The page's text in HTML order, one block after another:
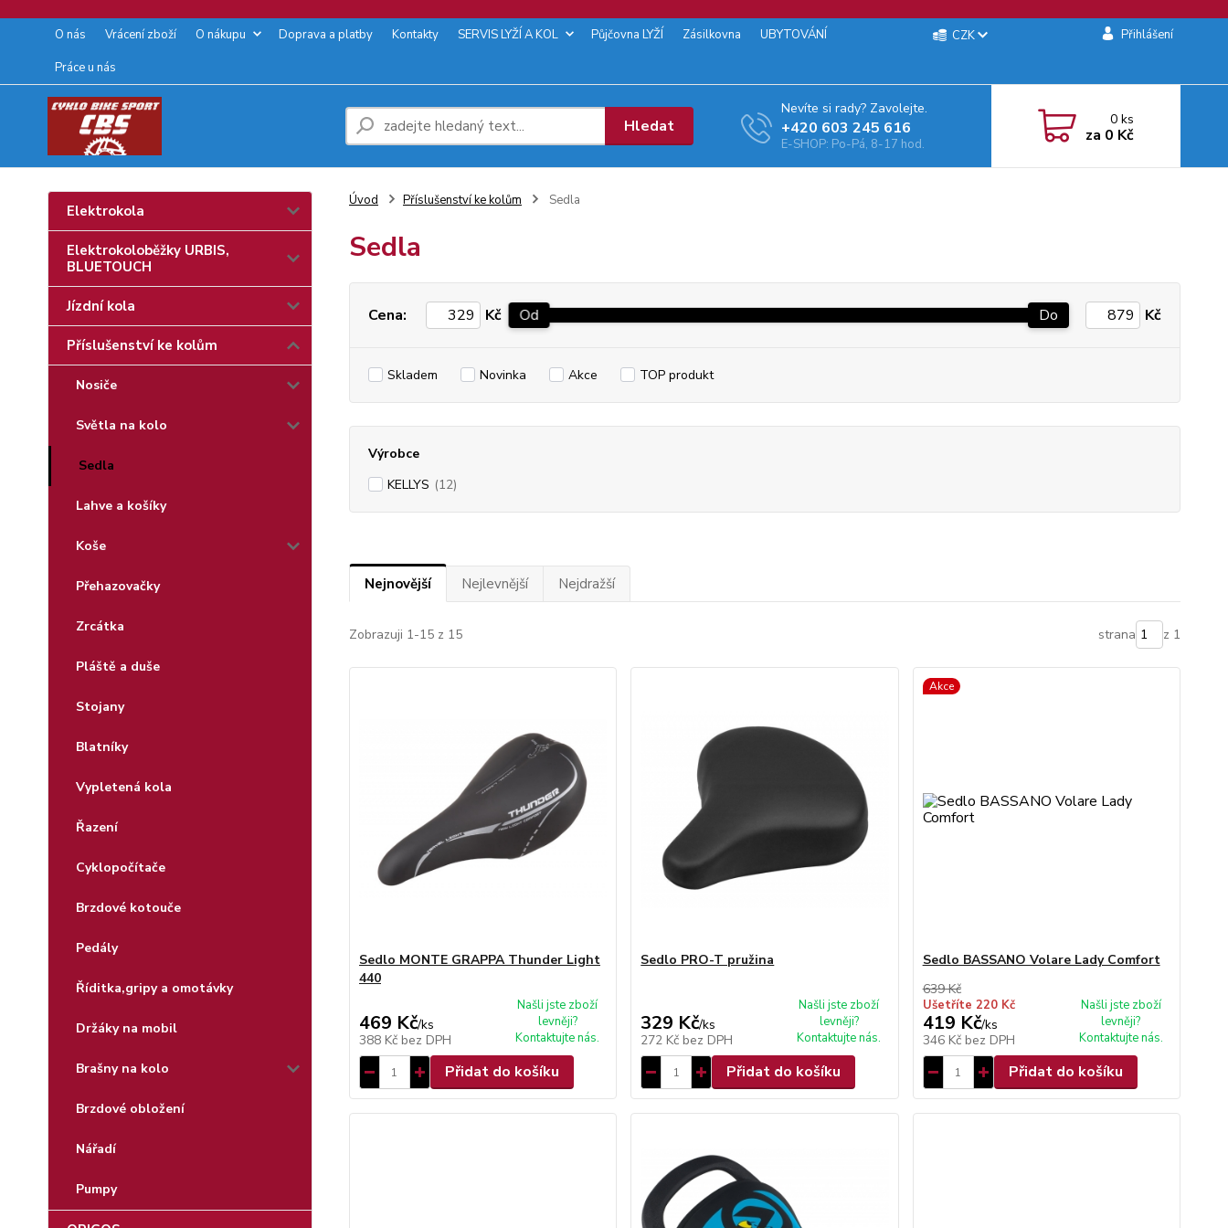
O nás Vrácení zboží O nákupu Doprava a platby Kontakty SERVIS LYŽÍ A KOL Půjčovna LYŽÍ Zásilkovna
UBYTOVÁNÍ
Práce u nás
CZK Přihlášení
Hledat
Nevíte si rady? Zavolejte.
+‭420 603 245 616‬
E-SHOP: Po-Pá, 8-17 hod.
0ks
za 0 Kč
Elektrokola
Elektrokoloběžky URBIS,
BLUETOUCH
Jízdní kola
Příslušenství ke kolům
Nosiče
Světla na kolo
Sedla
Lahve a košíky
Koše
Přehazovačky
Zrcátka
Pláště a duše
Stojany
Blatníky
Vypletená kola
Řazení
Cyklopočítače
Brzdové kotouče
Pedály
Říditka,gripy a omotávky
Držáky na mobil
Brašny na kolo
Brzdové obložení
Nářadí
Pumpy
Úvod Příslušenství ke kolům Sedla
Sedla
Cena: Kč Od Do Kč
Skladem Novinka Akce TOP produkt
Výrobce
KELLYS (12)
Nejnovější Nejlevnější Nejdražší
Zobrazuji 1-15 z 15 strana z 1
Sedlo MONTE GRAPPA Thunder Light
440
469 Kč/ks
388 Kč bez DPH
Našli jste zboží
levněji?
Kontaktujte nás.
Přidat do košíku
Sedlo PRO-T pružina
329 Kč/ks
272 Kč bez DPH
Našli jste zboží
levněji?
Kontaktujte nás.
Přidat do košíku
Akce
Sedlo BASSANO Volare Lady Comfort
639 Kč
Ušetříte 220 Kč
419 Kč/ks
346 Kč bez DPH
Našli jste zboží
levněji?
Kontaktujte nás.
Přidat do košíku